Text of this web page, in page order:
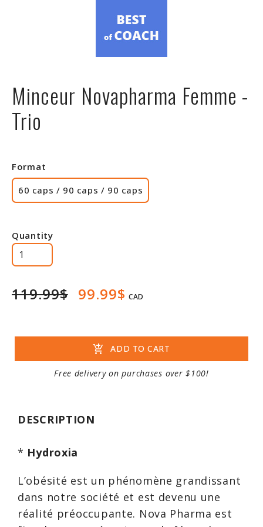
Minceur Novapharma Femme -
Trio
Format
60 caps / 90 caps / 90 caps
Quantity
119.99$ 99.99$ CAD
add_shopping_cart ADD TO CART
Free delivery on purchases over $100!
DESCRIPTION
* Hydroxia
L’obésité est un phénomène grandissant
dans notre société et est devenu une
réalité préoccupante. Nova Pharma est